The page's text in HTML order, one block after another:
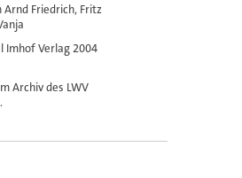
Arnd Friedrich, Fritz
Imhof Verlag 2004
Archiv des LWV